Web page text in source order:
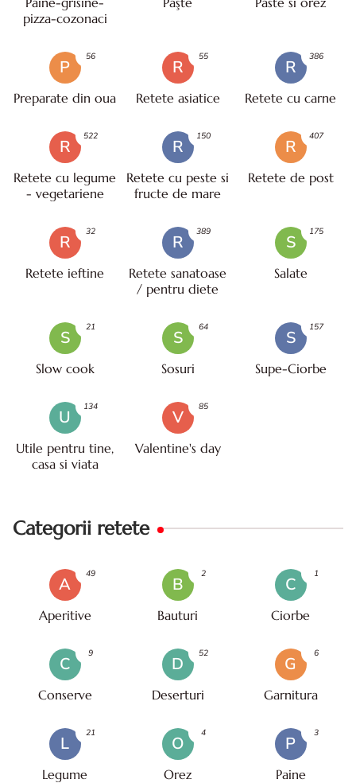
pizza-cozonaci
P
Preparate din oua
56
R
Retete asiatice
55
R
Retete cu carne
386
R
Retete cu legume
- vegetariene
522
R
Retete cu peste si
fructe de mare
150
R
Retete de post
407
R
Retete ieftine
32
R
Retete sanatoase
/ pentru diete
389
S
Salate
175
S
Slow cook
21
S
Sosuri
64
S
Supe-Ciorbe
157
U
Utile pentru tine,
casa si viata
134
V
Valentine's day
85
Categorii retete
A
Aperitive
49
B
Bauturi
2
C
Ciorbe
1
C
Conserve
9
D
Deserturi
52
G
Garnitura
6
L
Legume
21
O
Orez
4
P
Paine
3